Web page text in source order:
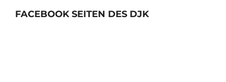
FACEBOOK SEITEN DES DJK